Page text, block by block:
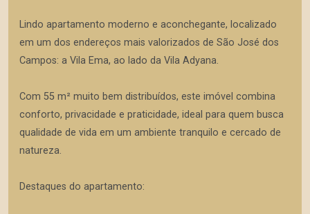
Lindo apartamento moderno e aconchegante, localizado
em um dos endereços mais valorizados de São José dos
Campos: a Vila Ema, ao lado da Vila Adyana.
Com 55 m² muito bem distribuídos, este imóvel combina
conforto, privacidade e praticidade, ideal para quem busca
qualidade de vida em um ambiente tranquilo e cercado de
natureza.
Destaques do apartamento: